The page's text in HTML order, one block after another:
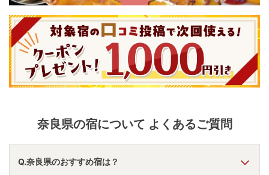
奈良県の宿について よくあるご質問
Q.奈良県のおすすめ宿は？